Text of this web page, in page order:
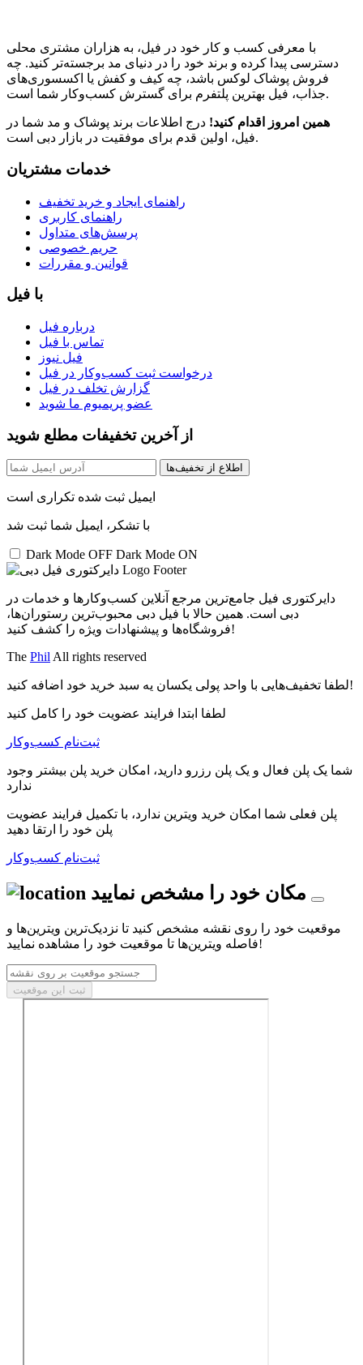
با معرفی کسب و کار خود در فیل، به هزاران مشتری محلی
دسترسی پیدا کرده و برند خود را در دنیای مد برجسته‌تر کنید. چه
فروش پوشاک لوکس باشد، چه کیف و کفش یا اکسسوری‌های
جذاب، فیل بهترین پلتفرم برای گسترش کسب‌وکار شما است.
همین امروز اقدام کنید! درج اطلاعات برند پوشاک و مد شما در
فیل، اولین قدم برای موفقیت در بازار دبی است.
خدمات مشتریان
راهنمای ایجاد و خرید تخفیف
راهنمای کاربری
پرسش‌های متداول
حریم خصوصی
قوانین و مقررات
با فیل
درباره فیل
تماس با فیل
فیل نیوز
درخواست ثبت کسب‌و‌کار در فیل
گزارش تخلف در فیل
عضو پریمیوم ما شوید
از آخرین تخفیفات مطلع شوید
اطلاع از تخفیف‌ها
ایمیل ثبت شده تکراری است
با تشکر، ایمیل شما ثبت شد
Dark Mode OFF Dark Mode ON
دایرکتوری فیل جامع‌ترین مرجع آنلاین کسب‌وکارها و خدمات در
دبی است. همین حالا با فیل دبی محبوب‌ترین رستوران‌ها،
فروشگاه‌ها و پیشنهادات ویژه را کشف کنید!
The PhilAll rights reserved
لطفا تخفیف‌هایی با واحد پولی یکسان یه سبد خرید خود اضافه کنید!
لطفا ابتدا فرایند عضویت خود را کامل کنید
ثبت‌نام کسب‌و‌کار
شما یک پلن فعال و یک پلن رزرو دارید، امکان خرید پلن بیشتر وجود
ندارد
پلن فعلی شما امکان خرید ویترین ندارد، با تکمیل فرایند عضویت
پلن خود را ارتقا دهید
ثبت‌نام کسب‌و‌کار
مکان خود را مشخص نمایید
موقعیت خود را روی نقشه مشخص کنید تا نزدیک‌ترین ویترین‌ها و
فاصله ویترین‌ها تا موقعیت خود را مشاهده نمایید!
ثبت این موقعیت